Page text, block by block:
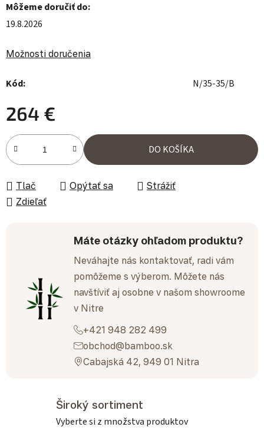
Môžeme doručiť do:
19.8.2026
Možnosti doručenia
Kód: N/35-35/B
264 €
Jednotková cena:
DO KOŠÍKA
Tlač Opýtať sa
Strážiť
Zdieľať
Máte otázky ohľadom produktu?
Neváhajte nás kontaktovať, radi vám
pomôžeme s výberom. Môžete nás
navštíviť aj osobne v našom showroome
v Nitre
+421 948 282 499
obchod@bamboo.sk
Cabajská 42, 949 01 Nitra
Široký sortiment
Vyberte si z množstva produktov